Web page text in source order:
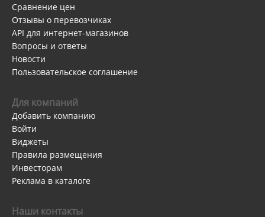
Сравнение цен
Отзывы о перевозчиках
API для интернет-магазинов
Вопросы и ответы
Новости
Пользовательское соглашение
Для компаний
Добавить компанию
Войти
Виджеты
Правила размещения
Инвесторам
Реклама в каталоге
Наши контакты